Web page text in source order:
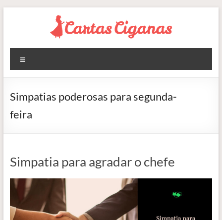
Blog
Cartas
Ciganas
Consultas
de
Simpatias poderosas para segunda-
feira
Simpatia para agradar o chefe